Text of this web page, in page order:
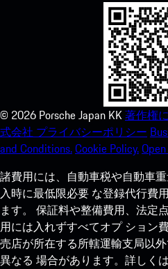
© 2026 Porsche Japan KK著作権
式会社 プライバシーポリシー
and Conditions.Cookie Policy.
諸費用には、自動車税や自動車
入時に最低限必要 な登録代行費
ます。 保証料や整備費用、法定
用には入れずすべてオプ ション
売店が所在する所轄運輸支局以
異なる 場合があります。詳しく